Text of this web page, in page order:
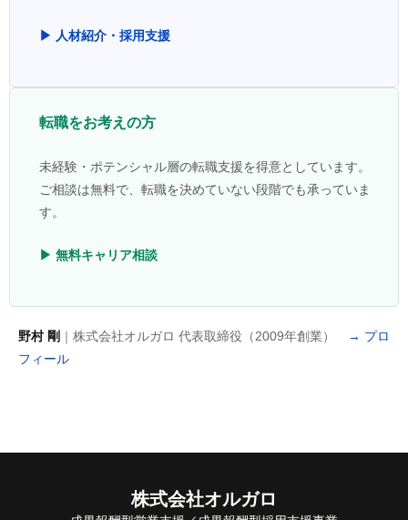
▶ 人材紹介・採用支援
転職をお考えの方
未経験・ポテンシャル層の転職支援を得意としています。
ご相談は無料で、転職を決めていない段階でも承っていま
す。
▶ 無料キャリア相談
野村 剛 ｜株式会社オルガロ 代表取締役（2009年創業）
→ プロ
フィール
株式会社オルガロ